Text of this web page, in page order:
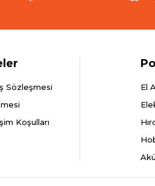
Sözleşmesi
Koşulları
El